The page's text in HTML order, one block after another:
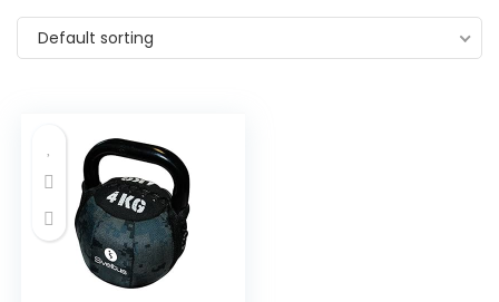
Default sorting